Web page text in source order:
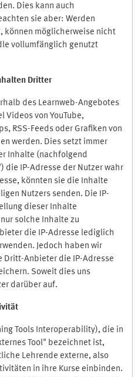
Dies kann auch
sie aber: Werden
können möglicherweise nicht
vollumfänglich genutzt
Dritter
des Learnweb-Angebotes
Videos von YouTube,
RSS-Feeds oder Grafiken von
werden. Dies setzt immer
Inhalte (nachfolgend
IP-Adresse der Nutzer wahr
könnten sie die Inhalte
Nutzers senden. Die IP-
dieser Inhalte
solche Inhalte zu
die IP-Adresse lediglich
Jedoch haben wir
Dritt-Anbieter die IP-Adresse
Soweit dies uns
darüber auf.
Tools Interoperability), die in
Tool" bezeichnet ist,
Lehrende externe, also
in ihre Kurse einbinden.